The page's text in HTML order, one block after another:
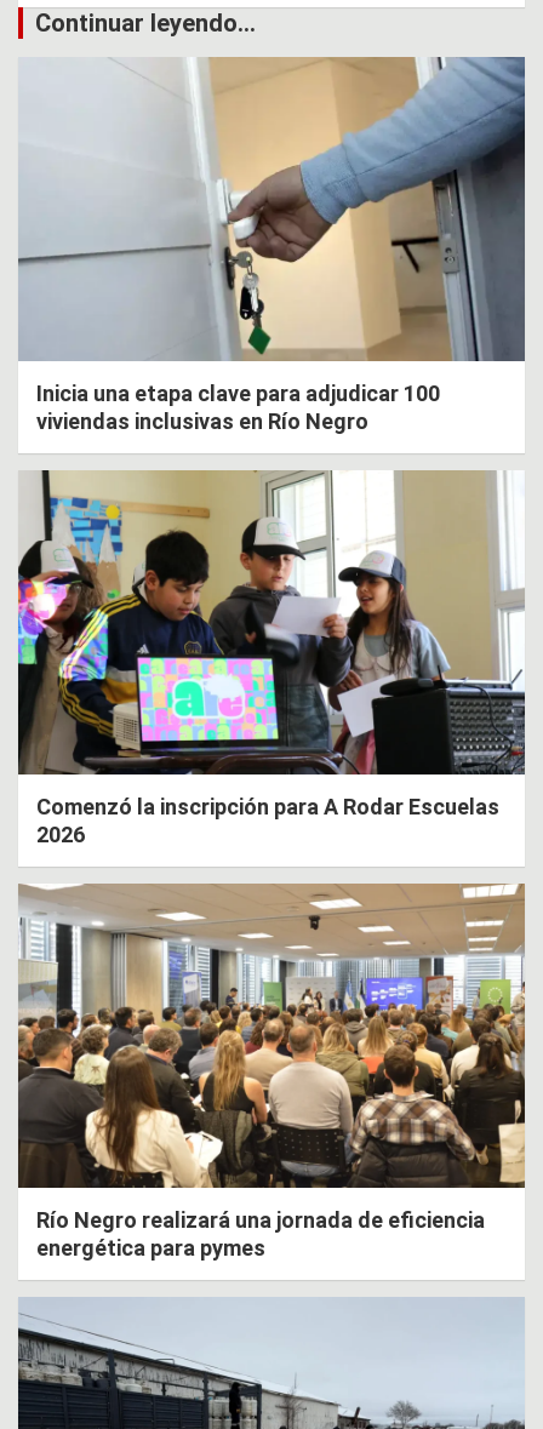
Continuar leyendo...
Inicia una etapa clave para adjudicar 100
viviendas inclusivas en Río Negro
Comenzó la inscripción para A Rodar Escuelas
2026
Río Negro realizará una jornada de eficiencia
energética para pymes